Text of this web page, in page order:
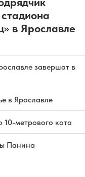
в Ярославле
завершат в
в Ярославле
10-метрового кота
Панина